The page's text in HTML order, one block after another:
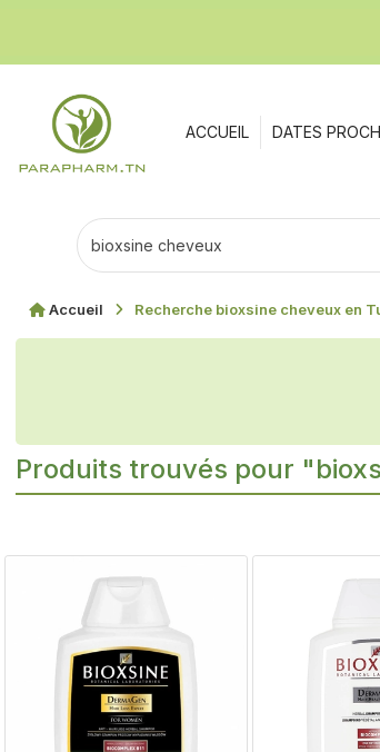
ACCUEIL DATES
Accueil Recherche bioxsine cheveux en
Produits trouvés pour